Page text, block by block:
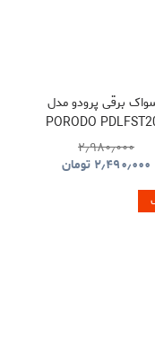
برقی پرودو مدل
PORODO
۲٫۹۸۰٫۰۰۰
۲٫۴۹۰٫۰۰۰ تومان